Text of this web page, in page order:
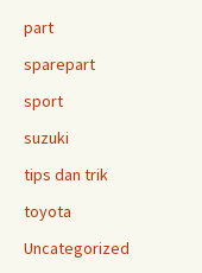
part
sparepart
sport
suzuki
tips dan trik
toyota
Uncategorized